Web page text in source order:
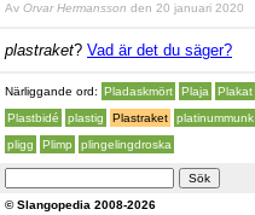
Av Orvar Hermansson den 20 januari 2020
plastraket? Vad är det du säger?
Närliggande ord: Pladaskmört Plaja Plakat
Plastbidé
plastig Plastraket platinummunk
pligg
Plimp plingelingdroska
© Slangopedia 2008-2026